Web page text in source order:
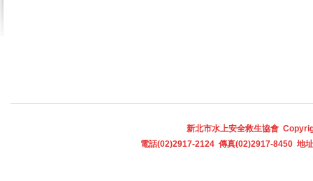
新北市水上安全救生協會
電話(02)2917-2124 傳真(02)2917-8450 地